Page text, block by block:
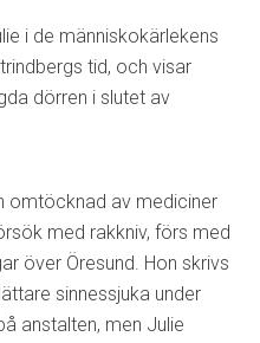
i de människokärlekens
tid, och visar
dörren i slutet av
omtöcknad av mediciner
med rakkniv, förs med
över Öresund. Hon skrivs
sinnessjuka under
anstalten, men Julie